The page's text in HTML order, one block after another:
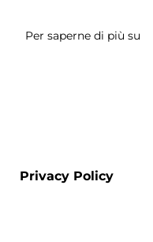
Per saperne di più su
Privacy Policy